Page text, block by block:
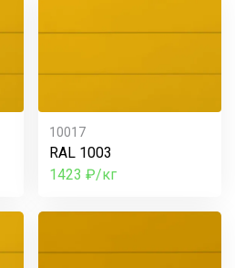
10017
RAL 1003
1423 ₽/кг